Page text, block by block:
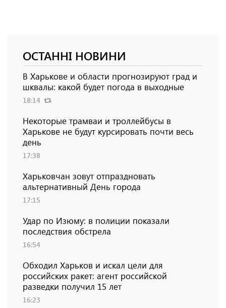
ОСТАННІ НОВИНИ
В Харькове и области прогнозируют град и
шквалы: какой будет погода в выходные
18:14
Некоторые трамваи и троллейбусы в
Харькове не будут курсировать почти весь
день
17:38
Харьковчан зовут отпраздновать
альтернативный День города
17:15
Удар по Изюму: в полиции показали
последствия обстрела
16:54
Обходил Харьков и искал цели для
российских ракет: агент российской
разведки получил 15 лет
16:23